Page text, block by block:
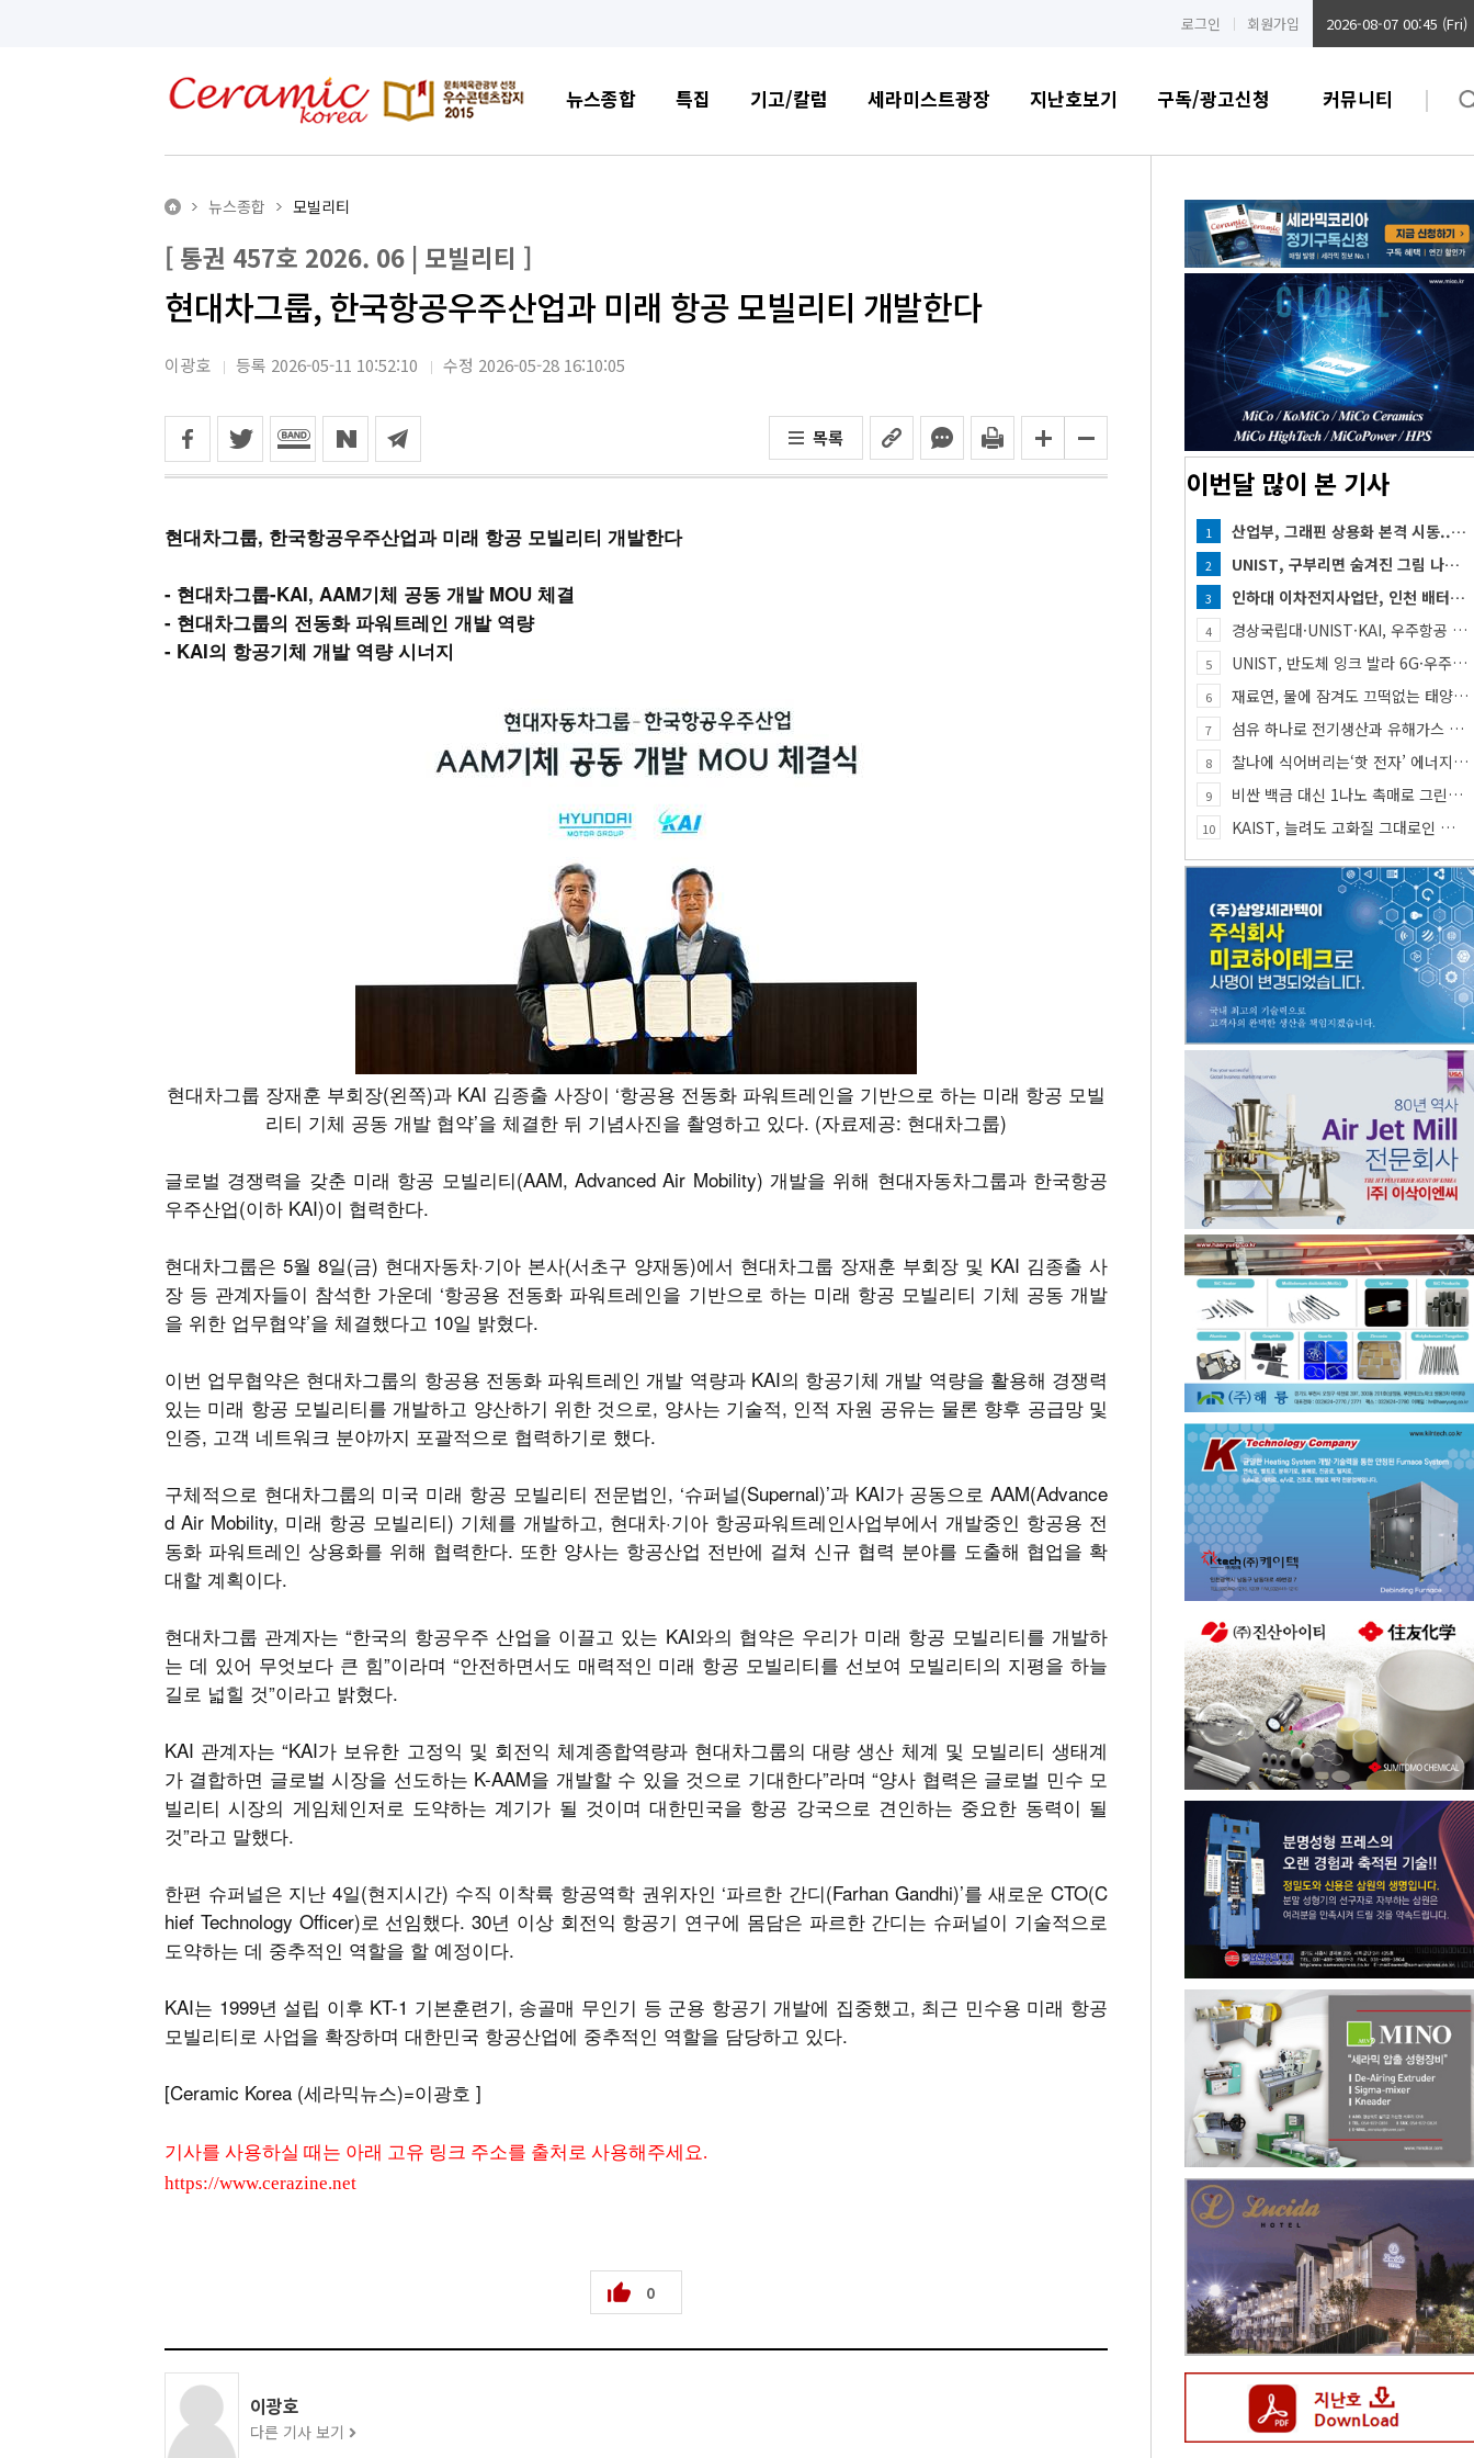
로그인 회원가입 2026-08-07 00:45 (Fri)
뉴스종합 특집 기고/칼럼 세라미스트광장 지난호보기 구독/광고신청 커뮤니티
뉴스종합 모빌리티
[ 통권 457호 2026. 06 | 모빌리티 ]
현대차그룹, 한국항공우주산업과 미래 항공 모빌리티 개발한다
이광호 등록 2026-05-11 10:52:10 수정 2026-05-28 16:10:05
목록
현대차그룹, 한국항공우주산업과 미래 항공 모빌리티 개발한다
- 현대차그룹-KAI, AAM기체 공동 개발 MOU 체결
- 현대차그룹의 전동화 파워트레인 개발 역량
- KAI의 항공기체 개발 역량 시너지
현대차그룹 장재훈 부회장(왼쪽)과 KAI 김종출 사장이 ‘항공용 전동화 파워트레인을 기반으로 하는 미래 항공 모빌
리티 기체 공동 개발 협약’을 체결한 뒤 기념사진을 촬영하고 있다. (자료제공: 현대차그룹)
글로벌 경쟁력을 갖춘 미래 항공 모빌리티(AAM, Advanced Air Mobility) 개발을 위해 현대자동차그룹과 한국항공
우주산업(이하 KAI)이 협력한다.
현대차그룹은 5월 8일(금) 현대자동차·기아 본사(서초구 양재동)에서 현대차그룹 장재훈 부회장 및 KAI 김종출 사
장 등 관계자들이 참석한 가운데 ‘항공용 전동화 파워트레인을 기반으로 하는 미래 항공 모빌리티 기체 공동 개발
을 위한 업무협약’을 체결했다고 10일 밝혔다.
이번 업무협약은 현대차그룹의 항공용 전동화 파워트레인 개발 역량과 KAI의 항공기체 개발 역량을 활용해 경쟁력
있는 미래 항공 모빌리티를 개발하고 양산하기 위한 것으로, 양사는 기술적, 인적 자원 공유는 물론 향후 공급망 및
인증, 고객 네트워크 분야까지 포괄적으로 협력하기로 했다.
구체적으로 현대차그룹의 미국 미래 항공 모빌리티 전문법인, ‘슈퍼널(Supernal)’과 KAI가 공동으로 AAM(Advance
d Air Mobility, 미래 항공 모빌리티) 기체를 개발하고, 현대차·기아 항공파워트레인사업부에서 개발중인 항공용 전
동화 파워트레인 상용화를 위해 협력한다. 또한 양사는 항공산업 전반에 걸쳐 신규 협력 분야를 도출해 협업을 확
대할 계획이다.
현대차그룹 관계자는 “한국의 항공우주 산업을 이끌고 있는 KAI와의 협약은 우리가 미래 항공 모빌리티를 개발하
는 데 있어 무엇보다 큰 힘”이라며 “안전하면서도 매력적인 미래 항공 모빌리티를 선보여 모빌리티의 지평을 하늘
길로 넓힐 것”이라고 밝혔다.
KAI 관계자는 “KAI가 보유한 고정익 및 회전익 체계종합역량과 현대차그룹의 대량 생산 체계 및 모빌리티 생태계
가 결합하면 글로벌 시장을 선도하는 K-AAM을 개발할 수 있을 것으로 기대한다”라며 “양사 협력은 글로벌 민수 모
빌리티 시장의 게임체인저로 도약하는 계기가 될 것이며 대한민국을 항공 강국으로 견인하는 중요한 동력이 될
것”라고 말했다.
한편 슈퍼널은 지난 4일(현지시간) 수직 이착륙 항공역학 권위자인 ‘파르한 간디(Farhan Gandhi)’를 새로운 CTO(C
hief Technology Officer)로 선임했다. 30년 이상 회전익 항공기 연구에 몸담은 파르한 간디는 슈퍼널이 기술적으로
도약하는 데 중추적인 역할을 할 예정이다.
KAI는 1999년 설립 이후 KT-1 기본훈련기, 송골매 무인기 등 군용 항공기 개발에 집중했고, 최근 민수용 미래 항공
모빌리티로 사업을 확장하며 대한민국 항공산업에 중추적인 역할을 담당하고 있다.
[Ceramic Korea (세라믹뉴스)=이광호 ]
기사를 사용하실 때는 아래 고유 링크 주소를 출처로 사용해주세요.
https://www.cerazine.net
0
이광호
다른 기사 보기
이번달 많이 본 기사
1 산업부, 그래핀 상용화 본격 시동... 첨단세라믹·반도체 방열소재 시장 확대 기대
2 UNIST, 구부리면 숨겨진 그림 나타나는 투명 보안 필름 개발
3 인하대 이차전지사업단, 인천 배터리 인재양성 거점 역할 강화
4 경상국립대·UNIST·KAI, 우주항공 인재 함께 키운다
5 UNIST, 반도체 잉크 발라 6G·우주통신용 고주파 스위치 만든다
6 재료연, 물에 잠겨도 끄떡없는 태양전지 개발
7 섬유 하나로 전기생산과 유해가스 동시 감지한다
8 찰나에 식어버리는‘핫 전자’ 에너지, 망간 거쳐 화학반응에 쓴다
9 비싼 백금 대신 1나노 촉매로 그린수소 생산
10 KAIST, 늘려도 고화질 그대로인 신축 디스플레이 핵심기술 개발​